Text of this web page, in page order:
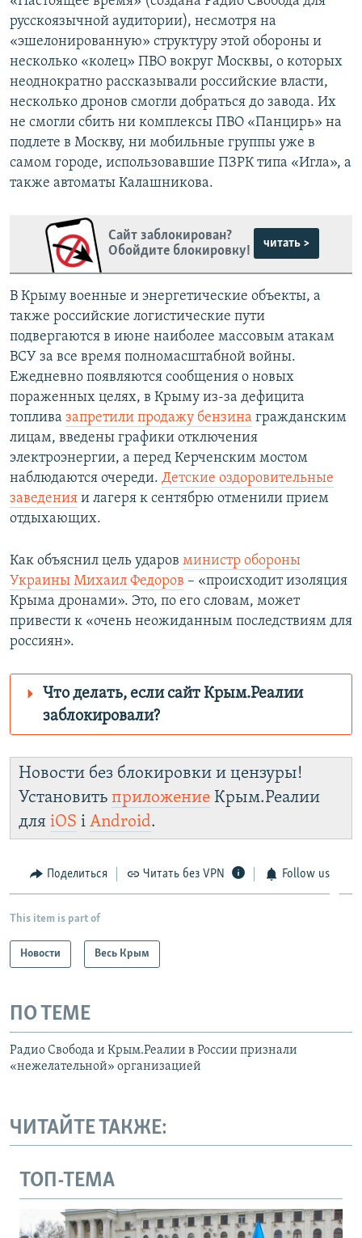
русскоязычной аудитории), несмотря на
«эшелонированную» структуру этой обороны и
несколько «колец» ПВО вокруг Москвы, о которых
неоднократно рассказывали российские власти,
несколько дронов смогли добраться до завода. Их
не смогли сбить ни комплексы ПВО «Панцирь» на
подлете в Москву, ни мобильные группы уже в
самом городе, использовавшие ПЗРК типа «Игла», а
также автоматы Калашникова.
Сайт заблокирован?
Обойдите блокировку!
читать >
В Крыму военные и энергетические объекты, а
также российские логистические пути
подвергаются в июне наиболее массовым атакам
ВСУ за все время полномасштабной войны.
Ежедневно появляются сообщения о новых
пораженных целях, в Крыму из-за дефицита
топлива запретили продажу бензина гражданским
лицам, введены графики отключения
электроэнергии, а перед Керченским мостом
наблюдаются очереди. Детские оздоровительные
заведения и лагеря к сентябрю отменили прием
отдыхающих.
Как объяснил цель ударов министр обороны
Украины Михаил Федоров – «происходит изоляция
Крыма дронами». Это, по его словам, может
привести к «очень неожиданным последствиям для
россиян».
Что делать, если сайт Крым.Реалии
заблокировали?
Крым.Реалии
зеркального сайта:
https://smarturl.click/zYdJA
установить VPN
Новости без блокировки и цензуры!
Установить приложение Крым.Реалии
для iOS і Android.
Поделиться Читать без VPN Follow us
This item is part of
Новости Весь Крым
ПО ТЕМЕ
Радио Свобода и Крым.Реалии в России признали
«нежелательной» организацией
ЧИТАЙТЕ ТАКЖЕ:
ТОП-ТЕМА